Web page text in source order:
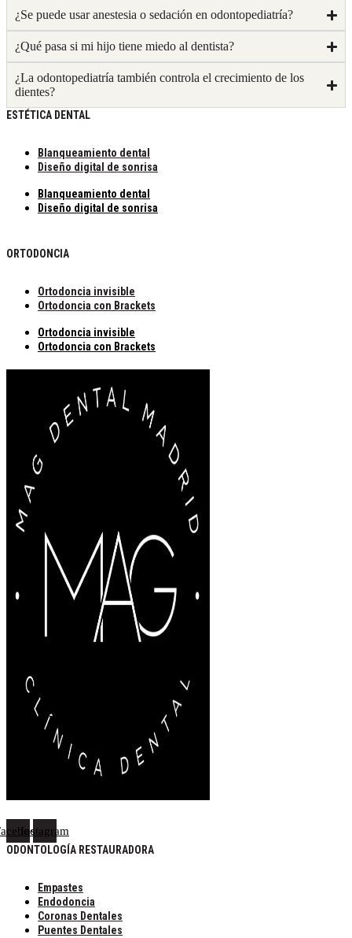
¿Se puede usar anestesia o sedación en odontopediatría?
¿Qué pasa si mi hijo tiene miedo al dentista?
¿La odontopediatría también controla el crecimiento de los
dientes?
ESTÉTICA DENTAL
Blanqueamiento dental
Diseño digital de sonrisa
Blanqueamiento dental
Diseño digital de sonrisa
ORTODONCIA
Ortodoncia invisible
Ortodoncia con Brackets
Ortodoncia invisible
Ortodoncia con Brackets
Instagram
ODONTOLOGÍA RESTAURADORA
Empastes
Endodoncia
Coronas Dentales
Puentes Dentales